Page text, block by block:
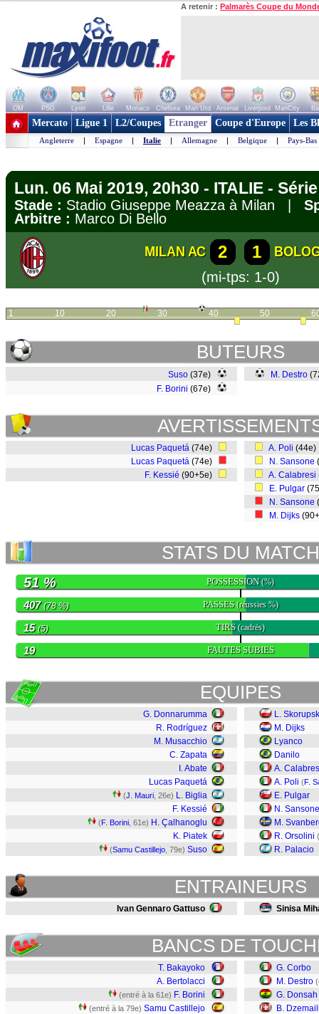
A retenir : Palmarès Coupe du
OM PSG Lyon Lille Monaco Chelsea Man Utd Arsenal Liverpool ManCity
+ de clubs
Mercato Ligue 1 L2/Coupes Etranger Coupe d'Europe Les
Angleterre | Espagne | Italie | Allemagne | Belgique | Pays-Bas
Lun. 06 Mai 2019, 20h30 - ITALIE -
Stade : Stadio Giuseppe Meazza à Milan |
Arbitre : Marco Di Bello
MILAN AC 2 1
(mi-tps: 1-0)
1 10 20 30 40 50
BUTEURS
Suso (37e)
F. Borini (67e)
M. Destro
Lucas Paquetá (74e)
Lucas Paquetá (74e)
F. Kessié (90+5e)
A. Poli
N. Sansone
A. Calabresi
E. Pulgar
N. Sansone
M. Dijks
STATS DU MATCH
POSSESSION(%)
51 %
PASSES(réussies %)
407(78 %)
TIRS(cadrés)
15(5)
FAUTES SUBIES
19
EQUIPES
G. Donnarumma
R. Rodríguez
M. Musacchio
C. Zapata
I. Abate
Lucas Paquetá
(J. Mauri , 26e) L. Biglia
F. Kessié
(F. Borini , 61e) H. Çalhanoglu
K. Piatek
(Samu Castillejo , 79e) Suso
L.
M. Dijks
Lyanco
Danilo
A.
A. Poli (F.
E. Pulgar
N. Sansone
M.
R. Orsolini (
R. Palacio
ENTRAINEURS
Ivan Gennaro Gattuso Sinisa
BANCS DE
T. Bakayoko
A. Bertolacci
(entré à la 61e) F. Borini
(entré à la 79e) Samu Castillejo
G. Corbo
M. Destro
G. Donsah
B.